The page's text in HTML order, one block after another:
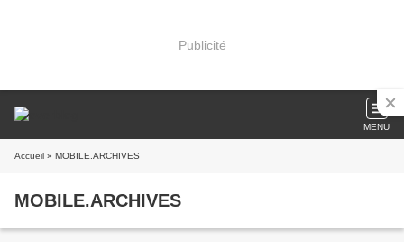
Publicité
MENU
Accueil » MOBILE.ARCHIVES
MOBILE.ARCHIVES